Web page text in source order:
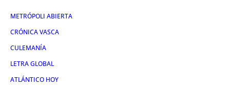
METRÓPOLI ABIERTA
CRÓNICA VASCA
CULEMANÍA
LETRA GLOBAL
ATLÁNTICO HOY